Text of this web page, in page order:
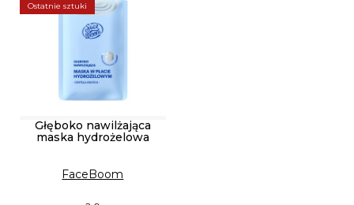
Ostatnie sztuki
Głęboko nawilżająca
maska hydrożelowa
FaceBoom